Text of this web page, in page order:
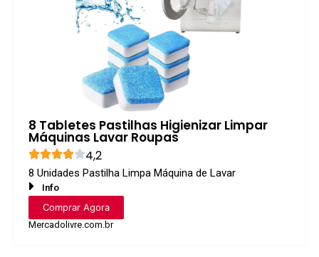
8 Tabletes Pastilhas Higienizar Limpar
Máquinas Lavar Roupas
4,2
8 Unidades Pastilha Limpa Máquina de Lavar
Info
Comprar Agora
Mercadolivre.com.br